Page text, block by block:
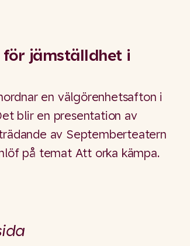
jämställdhet i
en välgörenhetsafton i
blir en presentation av
av Septemberteatern
på temat Att orka kämpa.